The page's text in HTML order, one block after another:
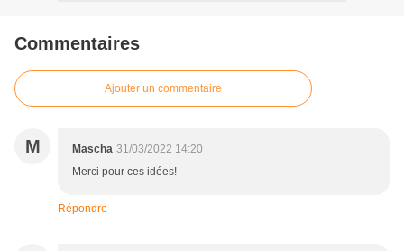
Commentaires
Ajouter un commentaire
M Mascha 31/03/2022 14:20
Merci pour ces idées!
Répondre